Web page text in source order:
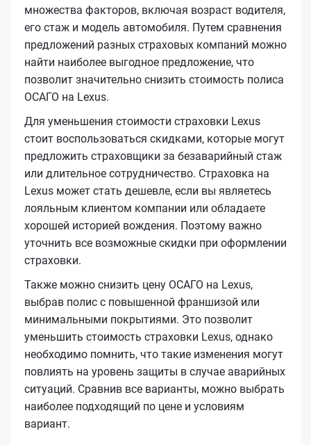
множества факторов, включая возраст водителя,
его стаж и модель автомобиля. Путем сравнения
предложений разных страховых компаний можно
найти наиболее выгодное предложение, что
позволит значительно снизить стоимость полиса
ОСАГО на Lexus.
Для уменьшения стоимости страховки Lexus
стоит воспользоваться скидками, которые могут
предложить страховщики за безаварийный стаж
или длительное сотрудничество. Страховка на
Lexus может стать дешевле, если вы являетесь
лояльным клиентом компании или обладаете
хорошей историей вождения. Поэтому важно
уточнить все возможные скидки при оформлении
страховки.
Также можно снизить цену ОСАГО на Lexus,
выбрав полис с повышенной франшизой или
минимальными покрытиями. Это позволит
уменьшить стоимость страховки Lexus, однако
необходимо помнить, что такие изменения могут
повлиять на уровень защиты в случае аварийных
ситуаций. Сравнив все варианты, можно выбрать
наиболее подходящий по цене и условиям
вариант.